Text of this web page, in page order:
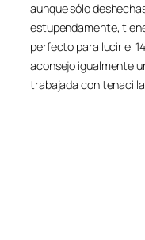
aunque sólo
estupendamente,
perfecto para lucir el
aconsejo igualmente
trabajada con